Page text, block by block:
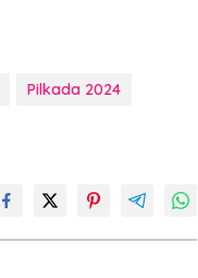
Pilkada 2024